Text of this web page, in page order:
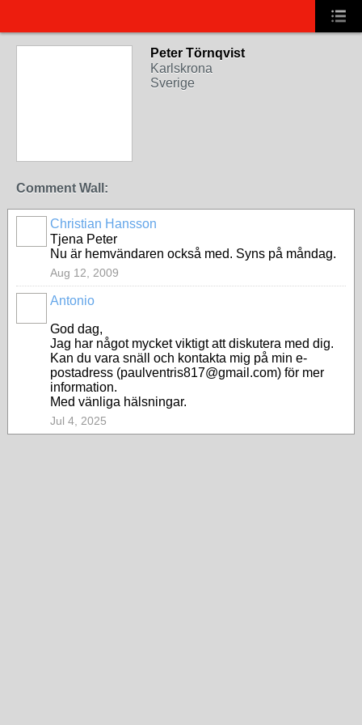
Peter Törnqvist
Karlskrona
Sverige
Comment Wall:
Christian Hansson
Tjena Peter
Nu är hemvändaren också med. Syns på måndag.
Aug 12, 2009
Antonio
God dag,
Jag har något mycket viktigt att diskutera med dig.
Kan du vara snäll och kontakta mig på min e-
postadress (paulventris817@gmail.com) för mer
information.
Med vänliga hälsningar.
Jul 4, 2025